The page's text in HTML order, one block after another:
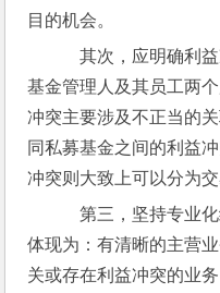
目的机会。
其次，应明确利益
基金管理人及其员工两
冲突主要涉及不正当的
同私募基金之间的利益
冲突则大致上可以分为
第三，坚持专业
体现为：有清晰的主营
关或存在利益冲突的业